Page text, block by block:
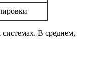
системах. В среднем,